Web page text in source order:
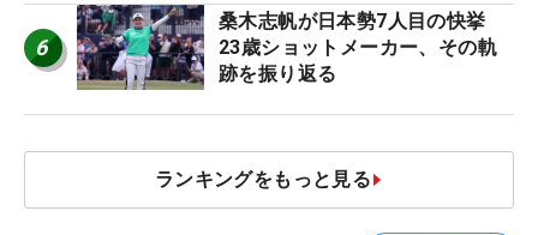
6
桑木志帆が日本勢7人目の快挙
23歳ショットメーカー、その軌
跡を振り返る
ランキングをもっと見る